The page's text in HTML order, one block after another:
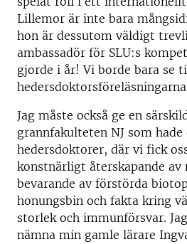
Lillemor är inte bara
hon är dessutom väldigt
ambassadör för SLU:s
gjorde i år! Vi borde bara
Jag måste också ge en
grannfakulteten NJ som
hedersdoktorer, där vi fick
konstnärligt återskapande av
bevarande av förstörda
honungsbin och fakta kring
storlek och immunförsvar.
nämna min gamle lärare